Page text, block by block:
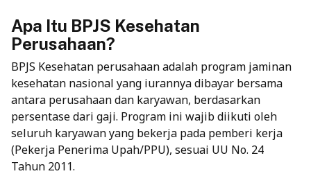
Apa Itu BPJS Kesehatan
Perusahaan?
BPJS Kesehatan perusahaan adalah program jaminan
kesehatan nasional yang iurannya dibayar bersama
antara perusahaan dan karyawan, berdasarkan
persentase dari gaji. Program ini wajib diikuti oleh
seluruh karyawan yang bekerja pada pemberi kerja
(Pekerja Penerima Upah/PPU), sesuai UU No. 24
Tahun 2011.